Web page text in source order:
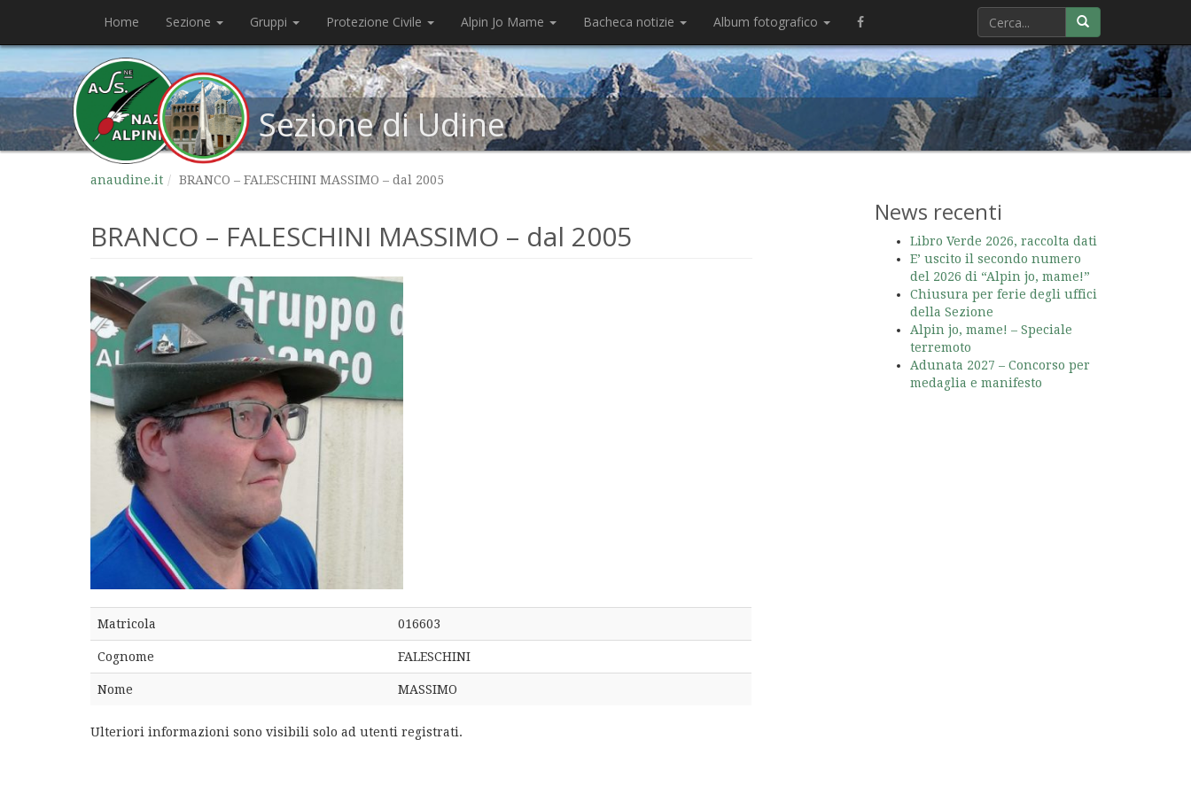
Home Sezione Gruppi Protezione Civile Alpin Jo Mame Bacheca notizie Album fotografico
Sezione di Udine
anaudine.it BRANCO – FALESCHINI MASSIMO – dal 2005
BRANCO – FALESCHINI MASSIMO – dal 2005
Matricola 016603
Cognome FALESCHINI
Nome MASSIMO
Ulteriori informazioni sono visibili solo ad utenti registrati.
News recenti
Libro Verde 2026, raccolta dati
E’ uscito il secondo numero
del 2026 di “Alpin jo, mame!”
Chiusura per ferie degli uffici
della Sezione
Alpin jo, mame! – Speciale
terremoto
Adunata 2027 – Concorso per
medaglia e manifesto